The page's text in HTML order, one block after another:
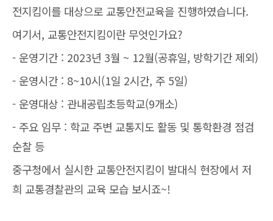
전지킴이를 대상으로 교통안전교육을 진행하였습니다.
여기서, 교통안전지킴이란 무엇인가요?
- 운영기간 : 2023년 3월 ~ 12월(공휴일, 방학기간 제외)
- 운영시간 : 8~10시(1일 2시간, 주 5일)
- 운영대상 : 관내공립초등학교(9개소)
- 주요 임무 : 학교 주변 교통지도 활동 및 통학환경 점검
순찰 등
중구청에서 실시한 교통안전지킴이 발대식 현장에서 저
희 교통경찰관의 교육 모습 보시죠~!